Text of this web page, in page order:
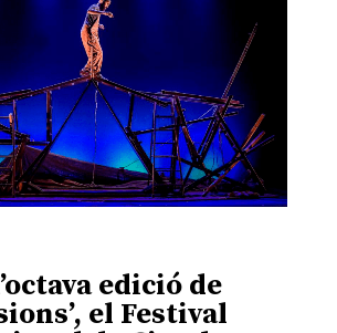
edició de
el Festival